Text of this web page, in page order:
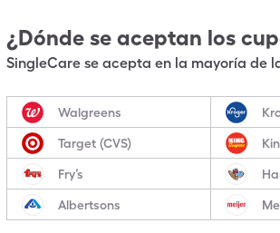
¿Dónde se aceptan los
SingleCare se acepta en la mayoría de
Walgreens
Target (CVS)
Fry’s
Albertsons